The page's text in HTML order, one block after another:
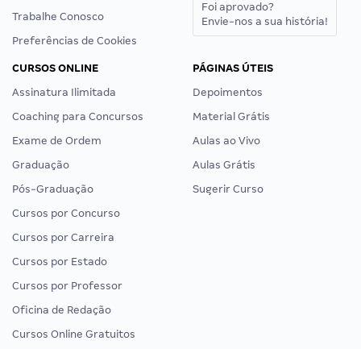
Trabalhe Conosco
Preferências de Cookies
Foi aprovado?
Envie-nos a sua história!
CURSOS ONLINE
Assinatura Ilimitada
Coaching para Concursos
Exame de Ordem
Graduação
Pós-Graduação
Cursos por Concurso
Cursos por Carreira
Cursos por Estado
Cursos por Professor
Oficina de Redação
Cursos Online Gratuitos
PÁGINAS ÚTEIS
Depoimentos
Material Grátis
Aulas ao Vivo
Aulas Grátis
Sugerir Curso